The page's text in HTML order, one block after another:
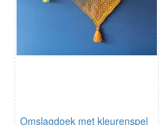
Omslagdoek met kleurenspel